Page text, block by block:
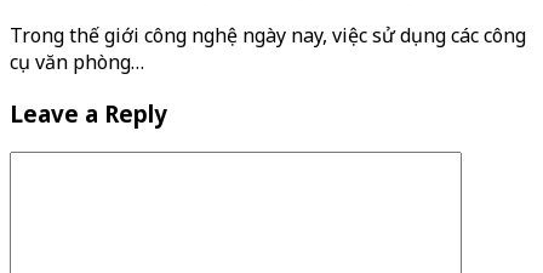
Trong thế giới công nghệ ngày nay, việc sử dụng các công
cụ văn phòng…
Leave a Reply